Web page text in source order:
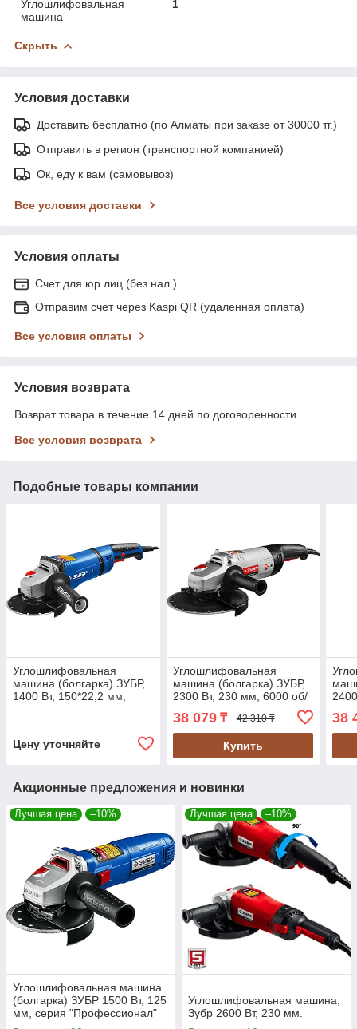
Углошлифовальная
машина
1
Скрыть
Условия доставки
Доставить бесплатно (по Алматы при заказе от 30000 тг.)
Отправить в регион (транспортной компанией)
Ок, еду к вам (самовывоз)
Все условия доставки
Условия оплаты
Счет для юр.лиц (без нал.)
Отправим счет через Kaspi QR (удаленная оплата)
Все условия оплаты
Условия возврата
Возврат товара в течение 14 дней по договоренности
Все условия возврата
Подобные товары компании
Углошлифовальная
машина (болгарка) ЗУБР,
1400 Вт, 150*22,2 мм,
Цену уточняйте
Углошлифовальная
машина (болгарка) ЗУБР,
2300 Вт, 230 мм, 6000 об/
мин (УШМ-230-2300 ПМ3)
38 079₸ 42 310 ₸
Купить
38
Акционные предложения и новинки
Лучшая цена –10%
Углошлифовальная машина
(болгарка) ЗУБР 1500 Вт, 125
мм, серия "Профессионал"
(УШМ-П125-1500 ЭПСТ)
Лучшая цена –10%
Углошлифовальная машина,
Зубр 2600 Вт, 230 мм.